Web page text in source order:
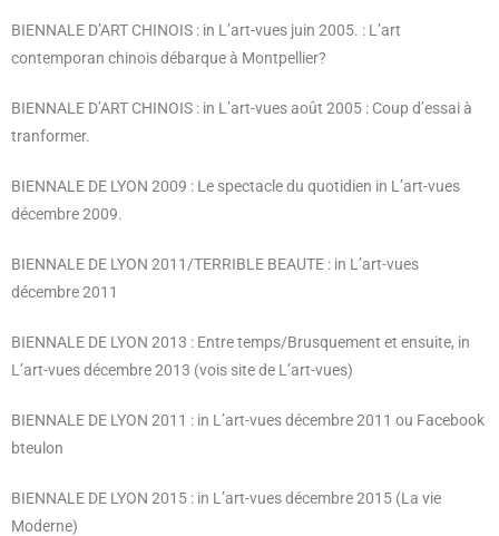
BIENNALE D’ART CHINOIS : in L’art-vues juin 2005. : L’art
contemporan chinois débarque à Montpellier?
BIENNALE D’ART CHINOIS : in L’art-vues août 2005 : Coup d’essai à
tranformer.
BIENNALE DE LYON 2009 : Le spectacle du quotidien in L’art-vues
décembre 2009.
BIENNALE DE LYON 2011/TERRIBLE BEAUTE : in L’art-vues
décembre 2011
BIENNALE DE LYON 2013 : Entre temps/Brusquement et ensuite, in
L’art-vues décembre 2013 (vois site de L’art-vues)
BIENNALE DE LYON 2011 : in L’art-vues décembre 2011 ou Facebook
bteulon
BIENNALE DE LYON 2015 : in L’art-vues décembre 2015 (La vie
Moderne)